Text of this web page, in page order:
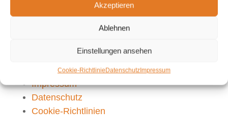
Akzeptieren
Ablehnen
Einstellungen ansehen
Cookie-RichtlinieDatenschutzImpressum
Allgemeines:
Kontakt
Impressum
Datenschutz
Cookie-Richtlinien